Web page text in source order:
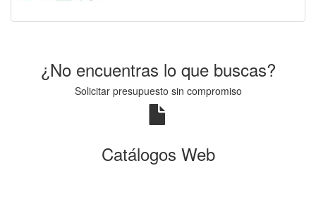
¿No encuentras lo que buscas?
Solicitar presupuesto sin compromiso
Catálogos Web